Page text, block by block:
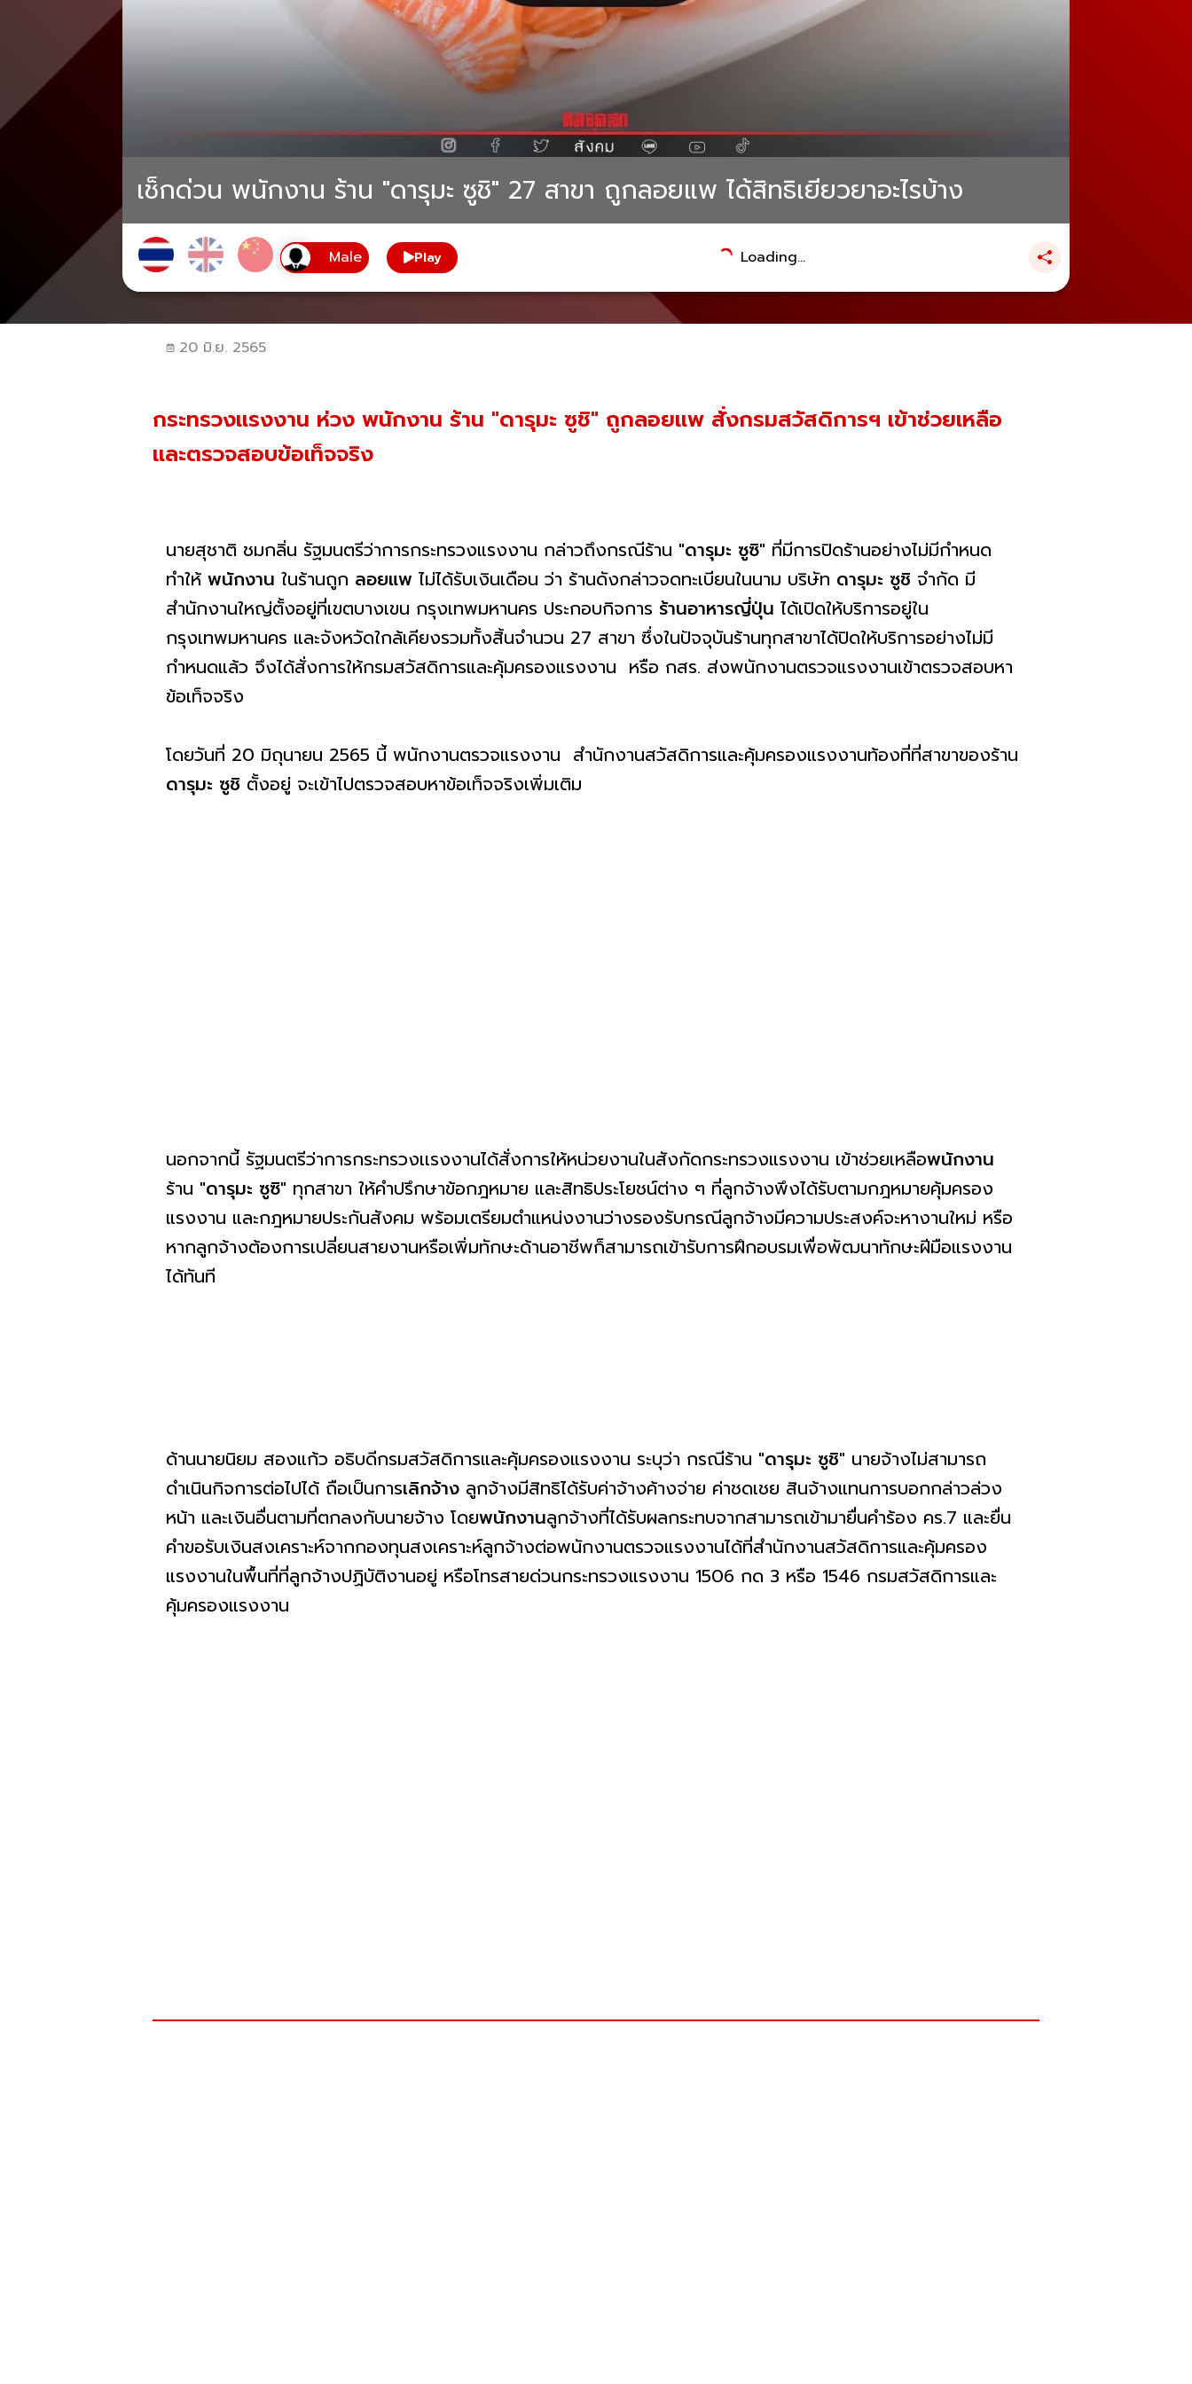
เช็กด่วน พนักงาน ร้าน "ดารุมะ ซูชิ" 27 สาขา ถูกลอยแพ ได้สิทธิเยียวยาอะไรบ้าง
Play Loading...
20 มิ.ย. 2565
กระทรวงเเรงงาน ห่วง พนักงาน ร้าน "ดารุมะ ซูชิ" ถูกลอยแพ สั่งกรมสวัสดิการฯ เข้าช่วยเหลือ
และตรวจสอบข้อเท็จจริง
นายสุชาติ ชมกลิ่น รัฐมนตรีว่าการกระทรวงแรงงาน กล่าวถึงกรณีร้าน "ดารุมะ ซูซิ" ที่มีการปิดร้านอย่างไม่มีกำหนด
ทำให้ พนักงาน ในร้านถูก ลอยแพ ไม่ได้รับเงินเดือน ว่า ร้านดังกล่าวจดทะเบียนในนาม บริษัท ดารุมะ ซูชิ จำกัด มี
สำนักงานใหญ่ตั้งอยู่ที่เขตบางเขน กรุงเทพมหานคร ประกอบกิจการ ร้านอาหารญี่ปุ่น ได้เปิดให้บริการอยู่ใน
กรุงเทพมหานคร และจังหวัดใกล้เคียงรวมทั้งสิ้นจำนวน 27 สาขา ซึ่งในปัจจุบันร้านทุกสาขาได้ปิดให้บริการอย่างไม่มี
กำหนดแล้ว จึงได้สั่งการให้กรมสวัสดิการและคุ้มครองแรงงาน หรือ กสร. ส่งพนักงานตรวจแรงงานเข้าตรวจสอบหา
ข้อเท็จจริง
โดยวันที่ 20 มิถุนายน 2565 นี้ พนักงานตรวจแรงงาน สำนักงานสวัสดิการและคุ้มครองแรงงานท้องที่ที่สาขาของร้าน
ดารุมะ ซูชิ ตั้งอยู่ จะเข้าไปตรวจสอบหาข้อเท็จจริงเพิ่มเติม
นอกจากนี้ รัฐมนตรีว่าการกระทรวงเเรงงานได้สั่งการให้หน่วยงานในสังกัดกระทรวงแรงงาน เข้าช่วยเหลือพนักงาน
ร้าน "ดารุมะ ซูซิ" ทุกสาขา ให้คำปรึกษาข้อกฎหมาย และสิทธิประโยชน์ต่าง ๆ ที่ลูกจ้างพึงได้รับตามกฎหมายคุ้มครอง
แรงงาน และกฎหมายประกันสังคม พร้อมเตรียมตำแหน่งงานว่างรองรับกรณีลูกจ้างมีความประสงค์จะหางานใหม่ หรือ
หากลูกจ้างต้องการเปลี่ยนสายงานหรือเพิ่มทักษะด้านอาชีพก็สามารถเข้ารับการฝึกอบรมเพื่อพัฒนาทักษะฝีมือแรงงาน
ได้ทันที
ด้านนายนิยม สองแก้ว อธิบดีกรมสวัสดิการและคุ้มครองแรงงาน ระบุว่า กรณีร้าน "ดารุมะ ซูชิ" นายจ้างไม่สามารถ
ดำเนินกิจการต่อไปได้ ถือเป็นการเลิกจ้าง ลูกจ้างมีสิทธิได้รับค่าจ้างค้างจ่าย ค่าชดเชย สินจ้างแทนการบอกกล่าวล่วง
หน้า และเงินอื่นตามที่ตกลงกับนายจ้าง โดยพนักงานลูกจ้างที่ได้รับผลกระทบจากสามารถเข้ามายื่นคำร้อง คร.7 และยื่น
คำขอรับเงินสงเคราะห์จากกองทุนสงเคราะห์ลูกจ้างต่อพนักงานตรวจแรงงานได้ที่สำนักงานสวัสดิการและคุ้มครอง
แรงงานในพื้นที่ที่ลูกจ้างปฏิบัติงานอยู่ หรือโทรสายด่วนกระทรวงแรงงาน 1506 กด 3 หรือ 1546 กรมสวัสดิการและ
คุ้มครองแรงงาน